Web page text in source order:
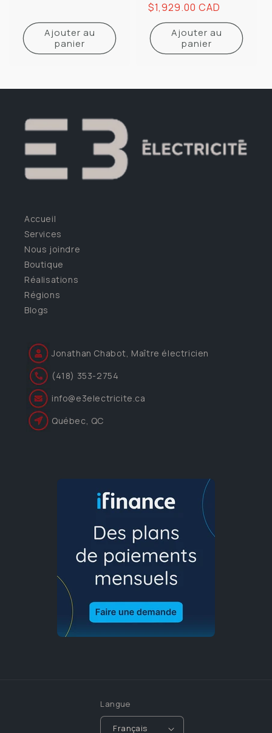
Ajouter au
panier
Prix
habituel
$1,929.00 CAD
Ajouter au
panier
Accueil
Services
Nous joindre
Boutique
Réalisations
Régions
Blogs
Jonathan Chabot, Maître électricien
(418) 353-2754
info@e3electricite.ca
Québec, QC
Langue
Français